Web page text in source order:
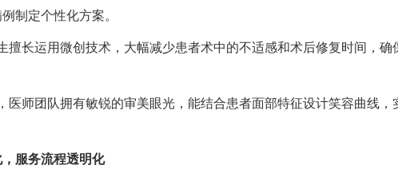
制定个性化方案。
擅长运用微创技术，大幅减少患者术中的不适感和术后修复时间，确
医师团队拥有敏锐的审美眼光，能结合患者面部特征设计笑容曲线，
，服务流程透明化